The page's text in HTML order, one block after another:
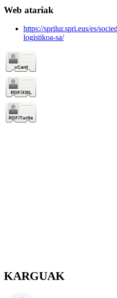
Web atariak
https://sprilur.spri.eus/es/
logistikoa-sa/
KARGUAK